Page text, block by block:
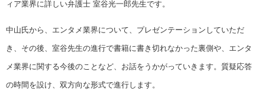
ィア業界に詳しい弁護士 室谷光一郎先生です。
中山氏から、エンタメ業界について、プレゼンテーションしていただ
き、その後、室谷先生の進行で書籍に書き切れなかった裏側や、エンタ
メ業界に関する今後のことなど、お話をうかがっていきます。質疑応答
の時間を設け、双方向な形式で進行します。